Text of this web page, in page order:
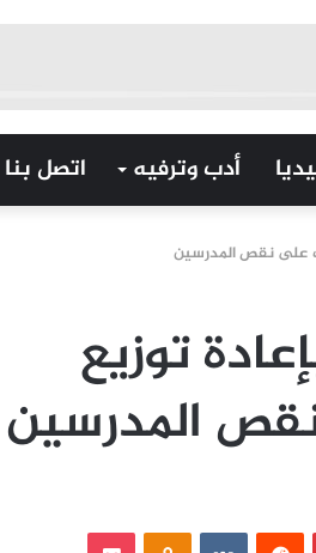
أدب وترفيه اتصل بنا
على نقص المدرسين
توزيع
المدرسين
بينتيريست